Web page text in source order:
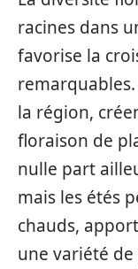
racines dans
favorise la
la région,
floraison de
nulle part
mais les étés
chauds,
une variété